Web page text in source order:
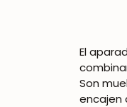
El
Son
encajen